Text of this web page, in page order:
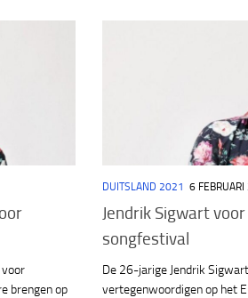
brengen op
DUITSLAND 2021 6
Jendrik Sigwart
songfestival
De 26-jarige Jendrik
vertegenwoordigen op het